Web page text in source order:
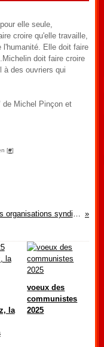
elle seule,
croire qu'elle travaille,
l'humanité. Elle doit faire
doit faire croire
à des ouvriers qui
de Michel Pinçon et
[#]
Déclaration des organisations syndicales de salariés CGT, Solidaires et FSU de Bretagne
la
voeux des
communistes
2025